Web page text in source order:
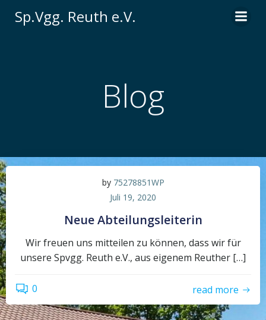
Inhalt
Sp.Vgg. Reuth e.V.
Blog
by 75278851WP
Juli 19, 2020
Neue Abteilungsleiterin
Wir freuen uns mitteilen zu können, dass wir für
unsere Spvgg. Reuth e.V., aus eigenem Reuther […]
0 read more